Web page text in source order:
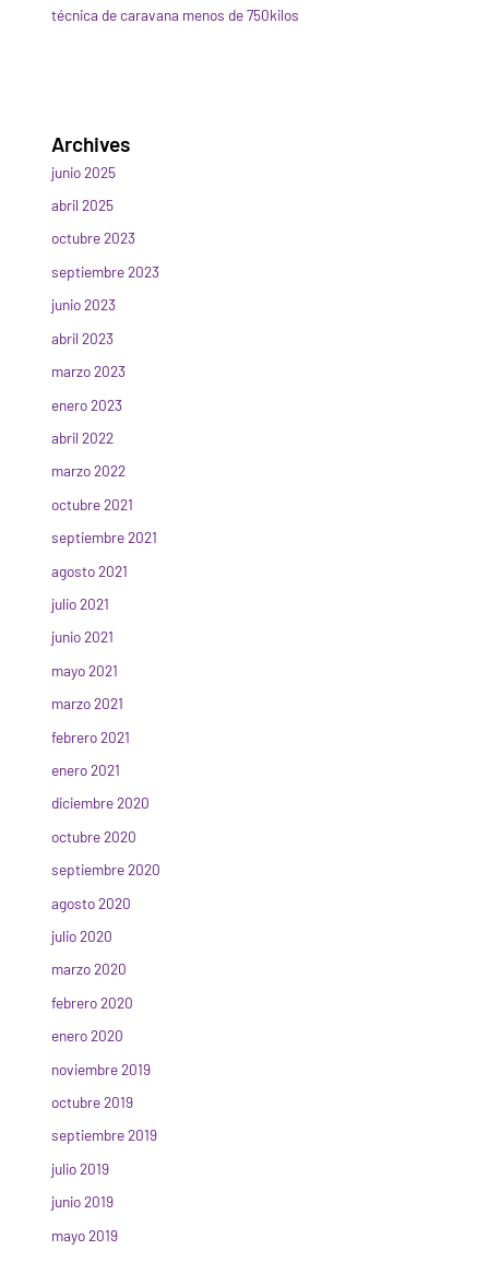
técnica de caravana menos de 750kilos
Archives
junio 2025
abril 2025
octubre 2023
septiembre 2023
junio 2023
abril 2023
marzo 2023
enero 2023
abril 2022
marzo 2022
octubre 2021
septiembre 2021
agosto 2021
julio 2021
junio 2021
mayo 2021
marzo 2021
febrero 2021
enero 2021
diciembre 2020
octubre 2020
septiembre 2020
agosto 2020
julio 2020
marzo 2020
febrero 2020
enero 2020
noviembre 2019
octubre 2019
septiembre 2019
julio 2019
junio 2019
mayo 2019